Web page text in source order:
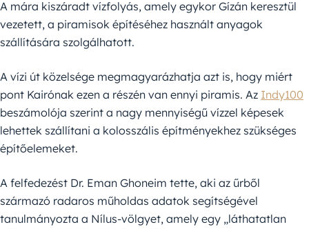
A mára kiszáradt vízfolyás, amely egykor Gízán keresztül
vezetett, a piramisok építéséhez használt anyagok
szállítására szolgálhatott.
A vízi út közelsége megmagyarázhatja azt is, hogy miért
pont Kairónak ezen a részén van ennyi piramis. Az Indy100
beszámolója szerint a nagy mennyiségű vízzel képesek
lehettek szállítani a kolosszális építményekhez szükséges
építőelemeket.
A felfedezést Dr. Eman Ghoneim tette, aki az űrből
származó radaros műholdas adatok segítségével
tanulmányozta a Nílus-völgyet, amely egy „láthatatlan